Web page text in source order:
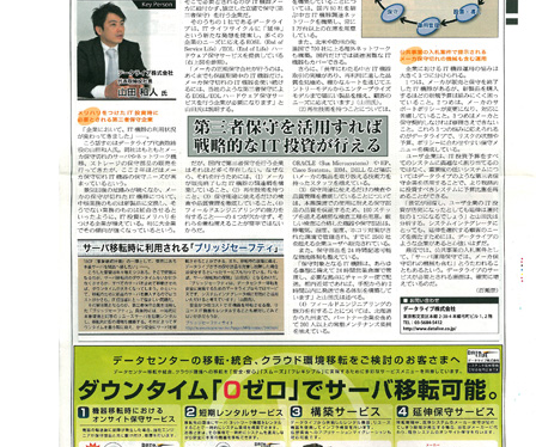
Ciscoルータ
Cisco Catalyst
Ciscoワイヤレス
Ciscoファイアウォール
Cisco UCSサーバー
Juniper EX・QFX
Juniper MX,ERXルータ
Juniper SRX・SSG
Allied Telesis、YAMAHA、Fortinet
IBM Lenovoサーバー
Hitachi
サービス